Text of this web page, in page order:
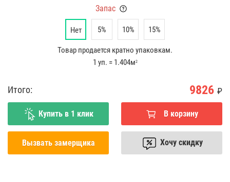
Запас
Нет 5% 10% 15%
Товар продается кратно упаковкам.
1 уп. = 1.404м2
Итого: 9826 ₽
Купить в 1 клик В корзину
Вызвать замерщика Хочу скидку